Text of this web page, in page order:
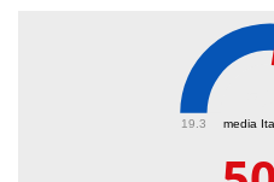
media
19.3